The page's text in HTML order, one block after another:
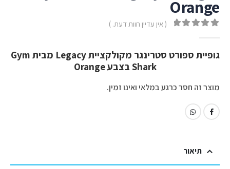
Orange
( אין עדיין חוות דעת. )
גופיית ספורט סטרינגר מקולקציית Legacy מבית Gym
Shark בצבע Orange
מוצר זה חסר כרגע במלאי ואינו זמין.
תיאור